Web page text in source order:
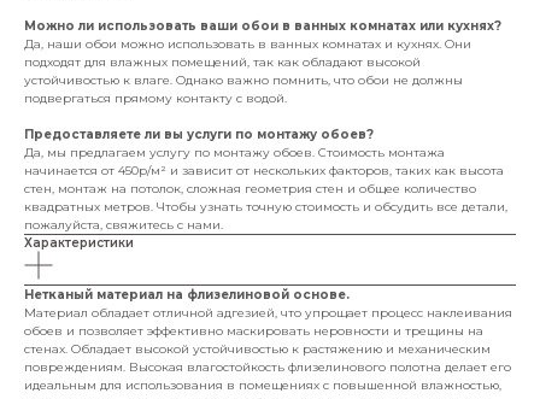
Можно ли использовать ваши обои в ванных комнатах или кухнях?
Да, наши обои можно использовать в ванных комнатах и кухнях. Они
подходят для влажных помещений, так как обладают высокой
устойчивостью к влаге. Однако важно помнить, что обои не должны
подвергаться прямому контакту с водой.
Предоставляете ли вы услуги по монтажу обоев?
Да, мы предлагаем услугу по монтажу обоев. Стоимость монтажа
начинается от 450р/м² и зависит от нескольких факторов, таких как высота
стен, монтаж на потолок, сложная геометрия стен и общее количество
квадратных метров. Чтобы узнать точную стоимость и обсудить все детали,
пожалуйста, свяжитесь с нами.
Характеристики
Нетканый материал на флизелиновой основе.
Материал обладает отличной адгезией, что упрощает процесс наклеивания
обоев и позволяет эффективно маскировать неровности и трещины на
стенах. Обладает высокой устойчивостью к растяжению и механическим
повреждениям. Высокая влагостойкость флизелинового полотна делает его
идеальным для использования в помещениях с повышенной влажностью,